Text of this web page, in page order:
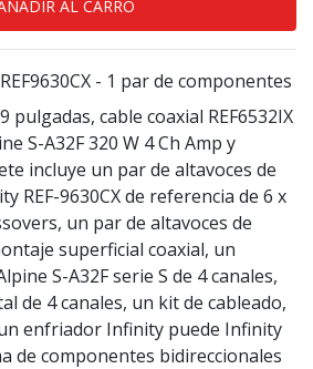
- 1 par de componentes
pulgadas, cable coaxial REF6532IX
S-A32F 320 W 4 Ch Amp y
incluye un par de altavoces de
REF-9630CX de referencia de 6 x
un par de altavoces de
superficial coaxial, un
S-A32F serie S de 4 canales,
de 4 canales, un kit de cableado,
enfriador Infinity puede Infinity
de componentes bidireccionales